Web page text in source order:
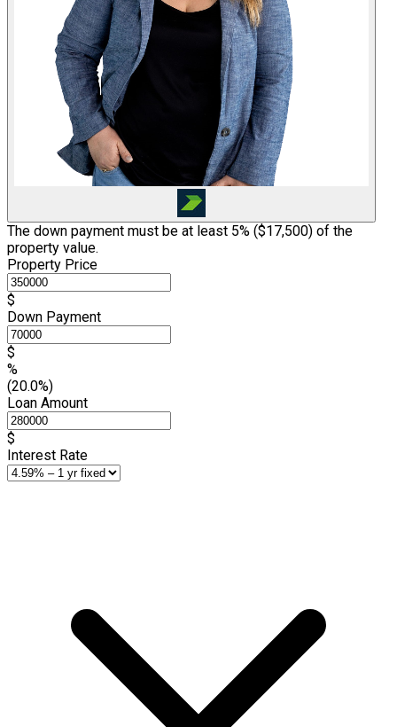
The down payment must be at least 5% ($17,500) of the
property value.
Property Price
$
Down Payment
$
%
(20.0%)
Loan Amount
$
Interest Rate